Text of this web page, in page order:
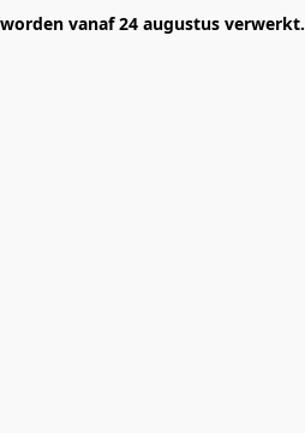
vanaf 24 augustus verwerkt.